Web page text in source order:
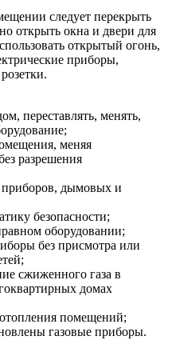
следует перекрыть
открыть окна и двери для
открытый огонь,
приборы,
переставлять, менять,
меняя
разрешения
дымовых и
безопасности;
оборудовании;
без присмотра или
сжиженного газа в
домах
помещений;
газовые приборы.